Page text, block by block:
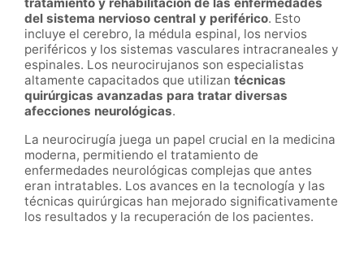
tratamiento y rehabilitación de las enfermedades
del sistema nervioso central y periférico. Esto
incluye el cerebro, la médula espinal, los nervios
periféricos y los sistemas vasculares intracraneales y
espinales. Los neurocirujanos son especialistas
altamente capacitados que utilizan técnicas
quirúrgicas avanzadas para tratar diversas
afecciones neurológicas.
La neurocirugía juega un papel crucial en la medicina
moderna, permitiendo el tratamiento de
enfermedades neurológicas complejas que antes
eran intratables. Los avances en la tecnología y las
técnicas quirúrgicas han mejorado significativamente
los resultados y la recuperación de los pacientes.